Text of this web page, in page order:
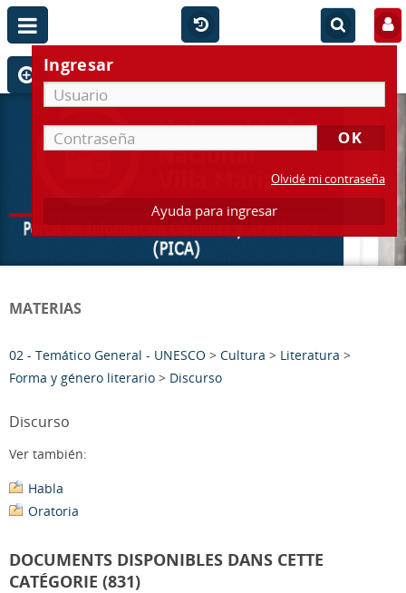
Ingresar
Olvidé mi contraseña
Ayuda para ingresar
MATERIAS
02 - Temático General - UNESCO > Cultura > Literatura >
Forma y género literario > Discurso
Discurso
Ver también:
Habla
Oratoria
DOCUMENTS DISPONIBLES DANS CETTE
CATÉGORIE (831)